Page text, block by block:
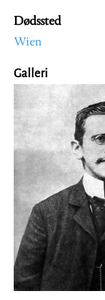
Dødssted
Wien
Galleri